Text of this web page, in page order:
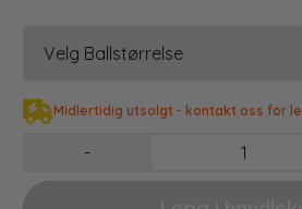
Materiale: Polyuretan Str. 3 (800 g) Str. 2 (500 g) Str. 1 (450
Midlertidig utsolgt - kontakt oss for
-